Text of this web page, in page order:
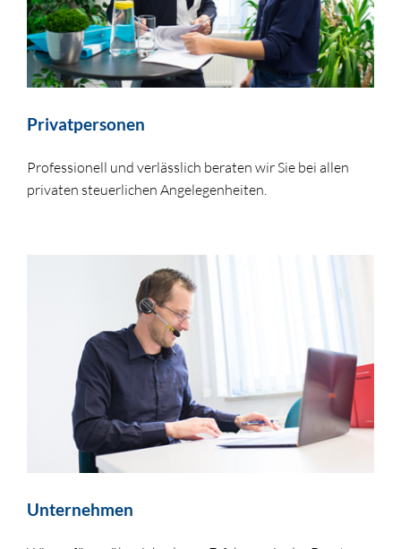
Privatpersonen
Professionell und verlässlich beraten wir Sie bei allen
privaten steuerlichen Angelegenheiten.
Unternehmen